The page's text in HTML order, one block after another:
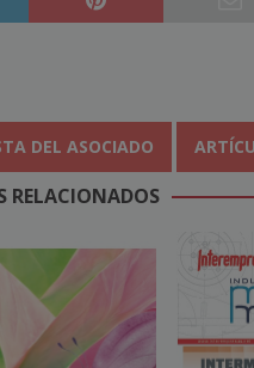
DEL ASOCIADO
RELACIONADOS